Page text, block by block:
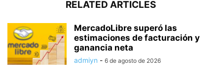
RELATED ARTICLES
MercadoLibre superó las
estimaciones de facturación y
ganancia neta
admiyn - 6 de agosto de 2026